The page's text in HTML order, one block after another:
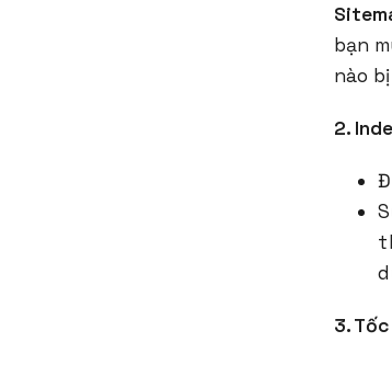
bạn
nào
2.
3.